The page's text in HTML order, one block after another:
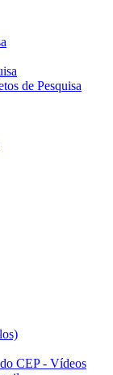
de Pesquisa
CEP - Vídeos